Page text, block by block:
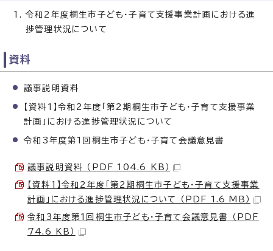
令和2年度桐生市子ども・子育て支援事業計画における進
捗管理状況について
資料
議事説明資料
【資料1】令和2年度「第2期桐生市子ども・子育て支援事業
計画」における進捗管理状況について
令和3年度第1回桐生市子ども・子育て会議意見書
議事説明資料 （PDF 104.6 KB）
【資料1】令和2年度「第2期桐生市子ども・子育て支援事業
計画」における進捗管理状況について （PDF 1.6 MB）
令和3年度第1回桐生市子ども・子育て会議意見書 （PDF
74.6 KB）